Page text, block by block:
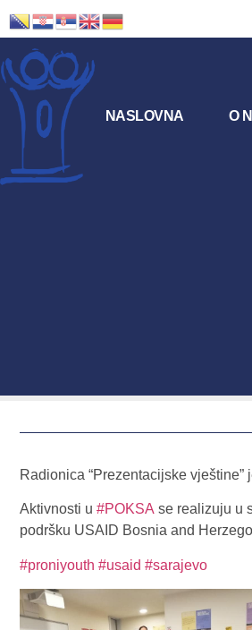
NASLOVNA O
Radionica “Prezentacijske
Aktivnosti u #POKSA se realizuju u
podršku USAID Bosnia and
#proniyouth #usaid #sarajevo